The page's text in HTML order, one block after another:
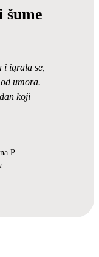
šume
i igrala se,
umora.
koji
P.